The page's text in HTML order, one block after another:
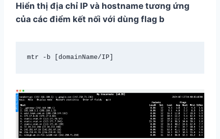
Hiển thị địa chỉ IP và hostname tương ứng
của các điểm kết nối với dùng flag b
mtr -b [domainName/IP]